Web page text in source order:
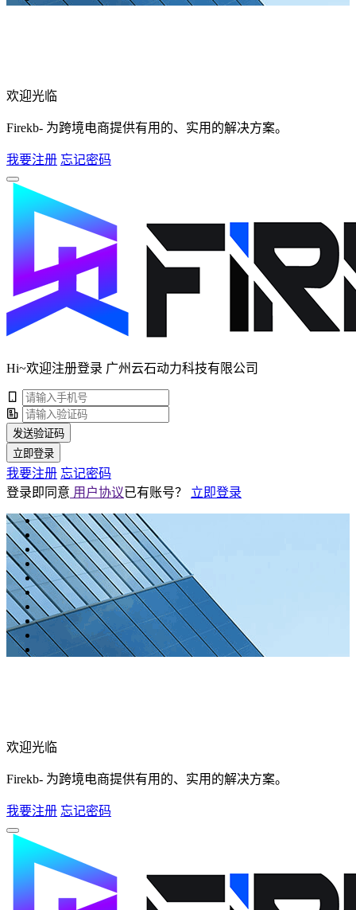
欢迎光临
Firekb- 为跨境电商提供有用的、实用的解决方案。
我要注册 忘记密码
Hi~欢迎注册登录 广州云石动力科技有限公司
发送验证码
立即登录
我要注册 忘记密码
登录即同意 用户协议已有账号？ 立即登录
欢迎光临
Firekb- 为跨境电商提供有用的、实用的解决方案。
我要注册 忘记密码